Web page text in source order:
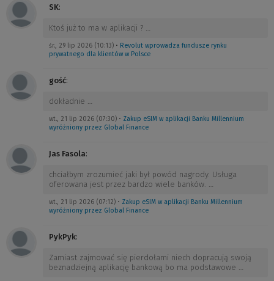
SK:
Ktoś już to ma w aplikacji ? …
śr., 29 lip 2026 (10:13) • Revolut wprowadza fundusze rynku
prywatnego dla klientów w Polsce
gość:
dokładnie …
wt., 21 lip 2026 (07:30) • Zakup eSIM w aplikacji Banku Millennium
wyróżniony przez Global Finance
Jas Fasola:
chciałbym zrozumieć jaki był powód nagrody. Usługa
oferowana jest przez bardzo wiele banków. …
wt., 21 lip 2026 (07:12) • Zakup eSIM w aplikacji Banku Millennium
wyróżniony przez Global Finance
PykPyk:
Zamiast zajmować się pierdołami niech dopracują swoją
beznadziejną aplikację bankową bo ma podstawowe …